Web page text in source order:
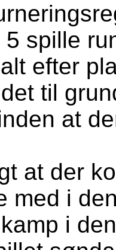
spille
efter
til
at
at der
med i
i